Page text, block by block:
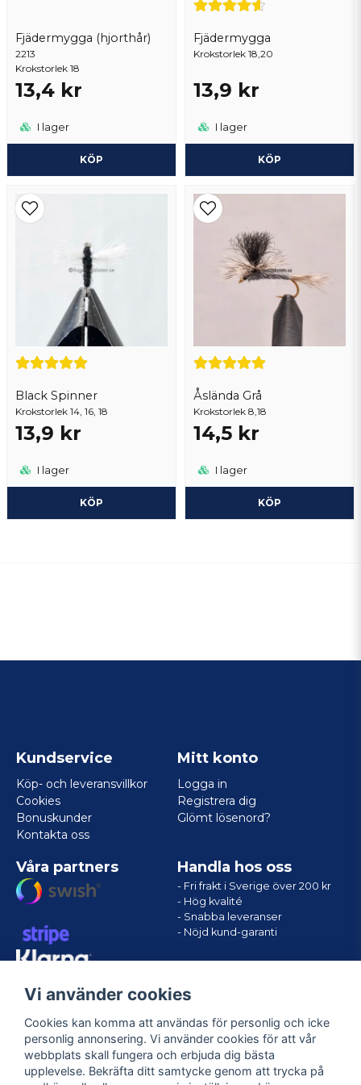
Fjädermygga (hjorthår)
2213
Krokstorlek 18
13,4 kr
I lager
KÖP
Fjädermygga
Krokstorlek 18,20
13,9 kr
I lager
KÖP
Black Spinner
Krokstorlek 14, 16, 18
13,9 kr
I lager
KÖP
Åslända Grå
Krokstorlek 8,18
14,5 kr
I lager
KÖP
Skicka fråga
Kundservice
Köp- och leveransvillkor
Cookies
Bonuskunder
Kontakta oss
Mitt konto
Logga in
Registrera dig
Glömt lösenord?
Våra partners Handla hos oss
- Fri frakt i Sverige över 200 kr
- Hög kvalité
- Snabba leveranser
- Nöjd kund-garanti
Vi använder cookies
Cookies kan komma att användas för personlig och icke
personlig annonsering. Vi använder cookies för att vår
webbplats skall fungera och erbjuda dig bästa
upplevelse. Bekräfta ditt samtycke genom att trycka på